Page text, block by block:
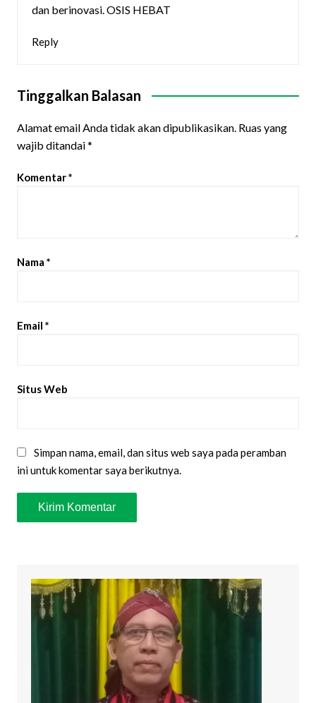
dan berinovasi. OSIS HEBAT
Reply
Tinggalkan Balasan
Alamat email Anda tidak akan dipublikasikan. Ruas yang
wajib ditandai*
Komentar*
Nama *
Email *
Situs Web
Simpan nama, email, dan situs web saya pada peramban
ini untuk komentar saya berikutnya.